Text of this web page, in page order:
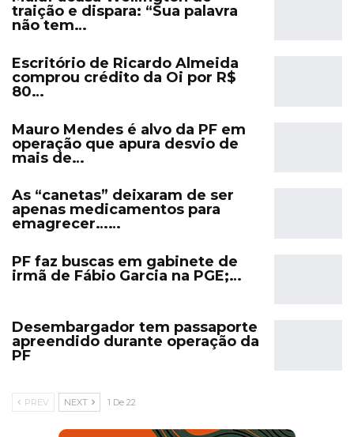
traição e dispara: “Sua palavra
não tem…
Escritório de Ricardo Almeida
comprou crédito da Oi por R$
80…
Mauro Mendes é alvo da PF em
operação que apura desvio de
mais de…
As “canetas” deixaram de ser
apenas medicamentos para
emagrecer……
PF faz buscas em gabinete de
irmã de Fábio Garcia na PGE;…
Desembargador tem passaporte
apreendido durante operação da
PF
PREV NEXT 1 De 22